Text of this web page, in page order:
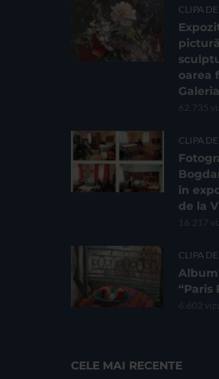
CLIPA
oarea
62.735
CLIPA
în
de la
16.217
CLIPA
“Paris
6.602
CELE MAI RECENTE